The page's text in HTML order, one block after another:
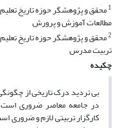
1محقق و پژوهشگر حوزه تاریخ
مطالعات آموزش و پرورش
2محقق و پژوهشگر حوزه تاریخ
تربیت مدرس
چکیده
بی تردید درک تاریخی از
در جامعه معاصر ضروری است
کارگزار تربیتی لازم و ضروری